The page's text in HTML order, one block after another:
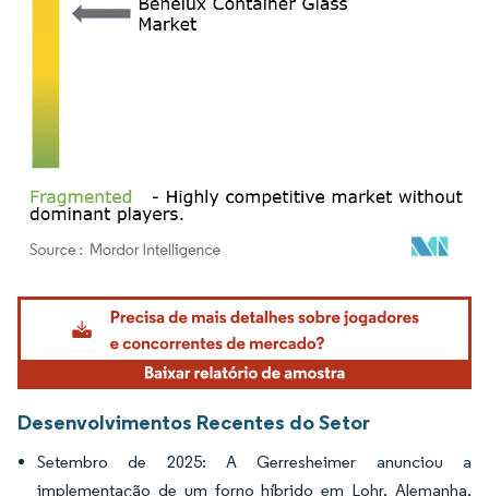
Imagem © Mordor Intelligence. O reuso requer atribuição conforme CC BY 4.0.
Desenvolvimentos Recentes do Setor
Setembro de 2025: A Gerresheimer anunciou a
implementação de um forno híbrido em Lohr, Alemanha,